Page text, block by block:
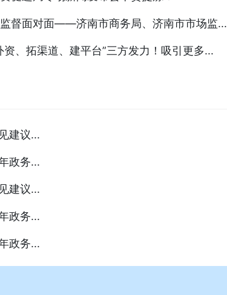
督面对面——济南市商务局、济南市市场监...
资、拓渠道、建平台”三方发力！吸引更多...
建议...
政务...
建议...
政务...
政务...